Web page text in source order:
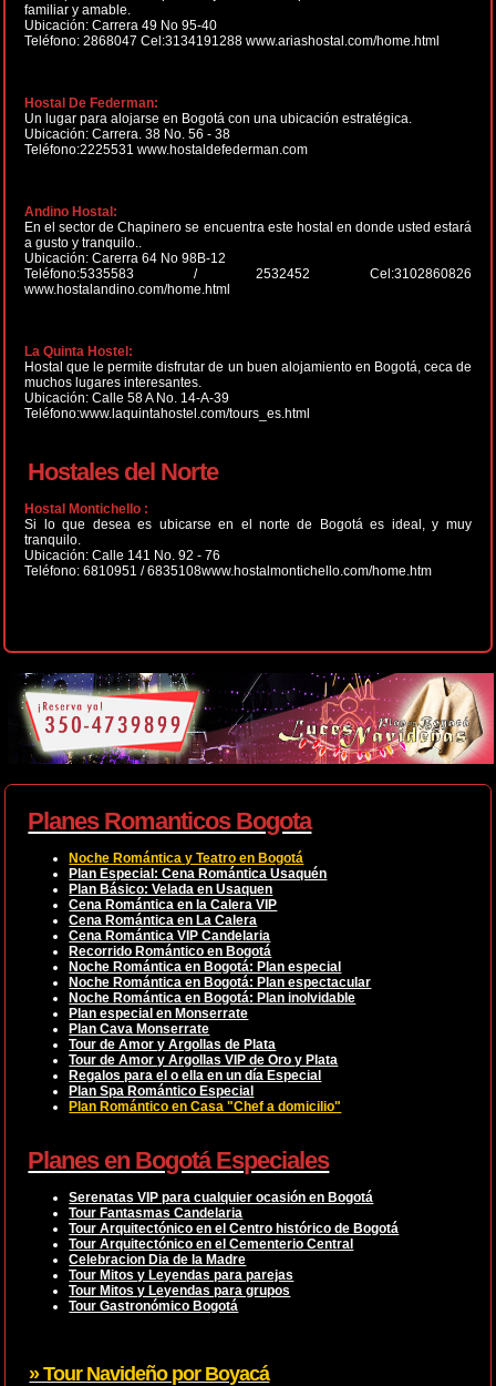
familiar y amable.
Ubicación: Carrera 49 No 95-40
Teléfono: 2868047 Cel:3134191288 www.ariashostal.com/home.html
Hostal De Federman:
Un lugar para alojarse en Bogotá con una ubicación estratégica.
Ubicación: Carrera. 38 No. 56 - 38
Teléfono:2225531 www.hostaldefederman.com
Andino Hostal:
En el sector de Chapinero se encuentra este hostal en donde usted estará
a gusto y tranquilo..
Ubicación: Carerra 64 No 98B-12
Teléfono:5335583 / 2532452 Cel:3102860826
www.hostalandino.com/home.html
La Quinta Hostel:
Hostal que le permite disfrutar de un buen alojamiento en Bogotá, ceca de
muchos lugares interesantes.
Ubicación: Calle 58 A No. 14-A-39
Teléfono:www.laquintahostel.com/tours_es.html
Hostales del Norte
Hostal Montichello :
Si lo que desea es ubicarse en el norte de Bogotá es ideal, y muy
tranquilo.
Ubicación: Calle 141 No. 92 - 76
Teléfono: 6810951 / 6835108www.hostalmontichello.com/home.htm
Planes Romanticos Bogota
Noche Romántica y Teatro en Bogotá
Plan Especial: Cena Romántica Usaquén
Plan Básico: Velada en Usaquen
Cena Romántica en la Calera VIP
Cena Romántica en La Calera
Cena Romántica VIP Candelaria
Recorrido Romántico en Bogotá
Noche Romántica en Bogotá: Plan especial
Noche Romántica en Bogotá: Plan espectacular
Noche Romántica en Bogotá: Plan inolvidable
Plan especial en Monserrate
Plan Cava Monserrate
Tour de Amor y Argollas de Plata
Tour de Amor y Argollas VIP de Oro y Plata
Regalos para el o ella en un día Especial
Plan Spa Romántico Especial
Plan Romántico en Casa "Chef a domicilio"
Planes en Bogotá Especiales
Serenatas VIP para cualquier ocasión en Bogotá
Tour Fantasmas Candelaria
Tour Arquitectónico en el Centro histórico de Bogotá
Tour Arquitectónico en el Cementerio Central
Celebracion Dia de la Madre
Tour Mitos y Leyendas para parejas
Tour Mitos y Leyendas para grupos
Tour Gastronómico Bogotá
» Tour Navideño por Boyacá